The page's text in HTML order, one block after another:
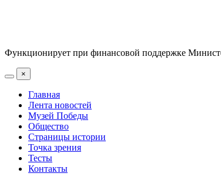
Функционирует при финансовой поддержке
×
Главная
Лента новостей
Музей Победы
Общество
Страницы истории
Точка зрения
Тесты
Контакты